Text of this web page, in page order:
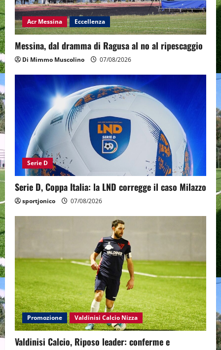
Acr Messina Eccellenza
Messina, dal dramma di Ragusa al no al ripescaggio
Di Mimmo Muscolino 07/08/2026
Serie D
Serie D, Coppa Italia: la LND corregge il caso Milazzo
sportjonico 07/08/2026
Promozione Valdinisi Calcio Nizza
Valdinisi Calcio, Riposo leader: conferme e